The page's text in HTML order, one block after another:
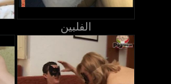
الفلبين